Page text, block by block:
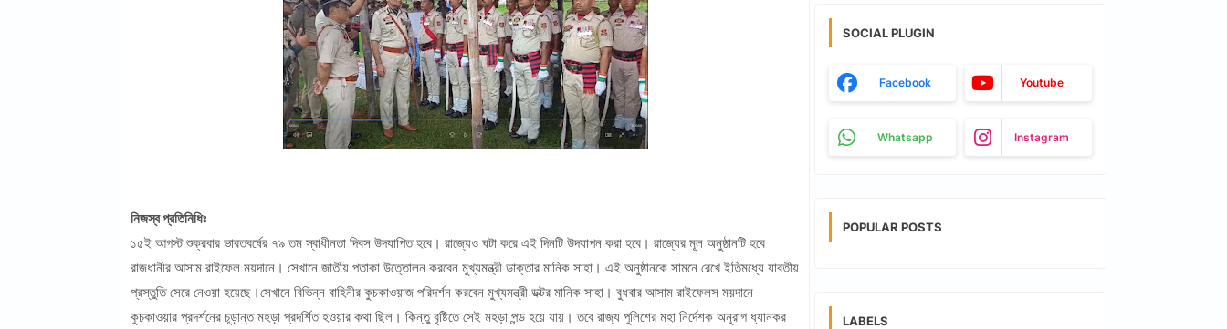
নিজস্ব প্রতিনিধিঃ
১৫ই আগস্ট শুক্রবার ভারতবর্ষের ৭৯ তম স্বাধীনতা দিবস উদযাপিত হবে। রাজ্যেও ঘটা করে এই দিনটি উদযাপন করা হবে। রাজ্যের মূল অনুষ্ঠানটি হবে
রাজধানীর আসাম রাইফেল ময়দানে। সেখানে জাতীয় পতাকা উত্তোলন করবেন মুখ্যমন্ত্রী ডাক্তার মানিক সাহা। এই অনুষ্ঠানকে সামনে রেখে ইতিমধ্যে যাবতীয়
প্রস্তুতি সেরে নেওয়া হয়েছে।সেখানে বিভিন্ন বাহিনীর কুচকাওয়াজ পরিদর্শন করবেন মুখ্যমন্ত্রী ডক্টর মানিক সাহা। বুধবার আসাম রাইফেলস ময়দানে
কুচকাওয়ার প্রদর্শনের চূড়ান্ত মহড়া প্রদর্শিত হওয়ার কথা ছিল। কিন্তু বৃষ্টিতে সেই মহড়া পন্ড হয়ে যায়। তবে রাজ্য পুলিশের মহা নির্দেশক অনুরাগ ধ্যানকর
SOCIAL PLUGIN
Facebook Youtube
Whatsapp Instagram
POPULAR POSTS
LABELS